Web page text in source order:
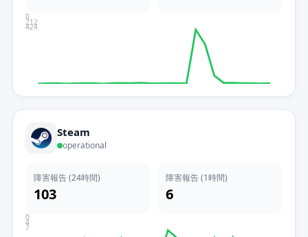
424
212
0
Steam
operational
障害報告 (24時間)
103
障害報告 (1時間)
6
7
4
0